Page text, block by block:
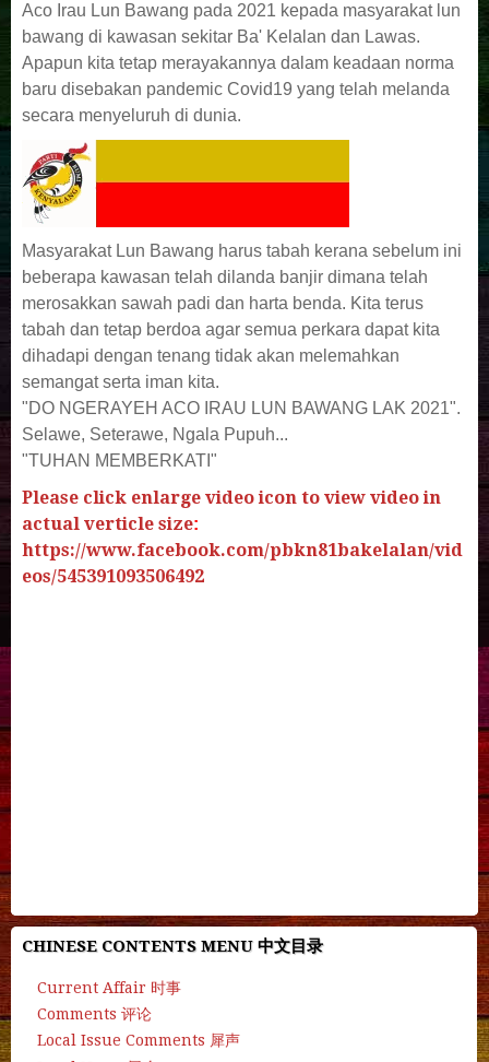
Aco Irau Lun Bawang pada 2021 kepada masyarakat lun
bawang di kawasan sekitar Ba' Kelalan dan Lawas.
Apapun kita tetap merayakannya dalam keadaan norma
baru disebakan pandemic Covid19 yang telah melanda
secara menyeluruh di dunia.
Masyarakat Lun Bawang harus tabah kerana sebelum ini
beberapa kawasan telah dilanda banjir dimana telah
merosakkan sawah padi dan harta benda. Kita terus
tabah dan tetap berdoa agar semua perkara dapat kita
dihadapi dengan tenang tidak akan melemahkan
semangat serta iman kita.
"DO NGERAYEH ACO IRAU LUN BAWANG LAK 2021".
Selawe, Seterawe, Ngala Pupuh...
"TUHAN MEMBERKATI"
Please click enlarge video icon to view video in
actual verticle size:
https://www.facebook.com/pbkn81bakelalan/vid
eos/545391093506492
CHINESE CONTENTS MENU 中文目录
Current Affair 时事
Comments 评论
Local Issue Comments 犀声